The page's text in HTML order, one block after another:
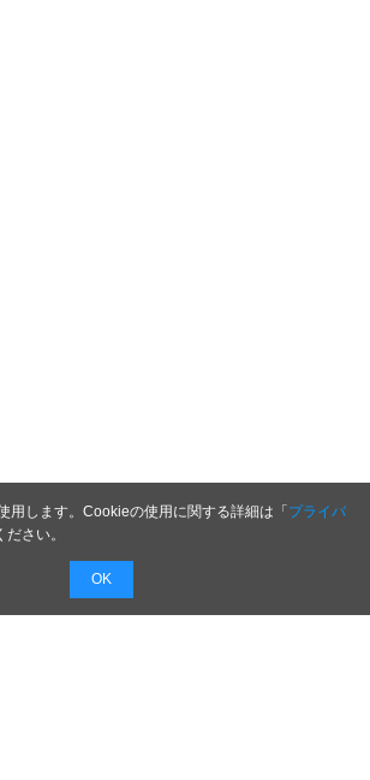
用します。Cookieの使用に関する詳細は「プライバ
ださい。
OK